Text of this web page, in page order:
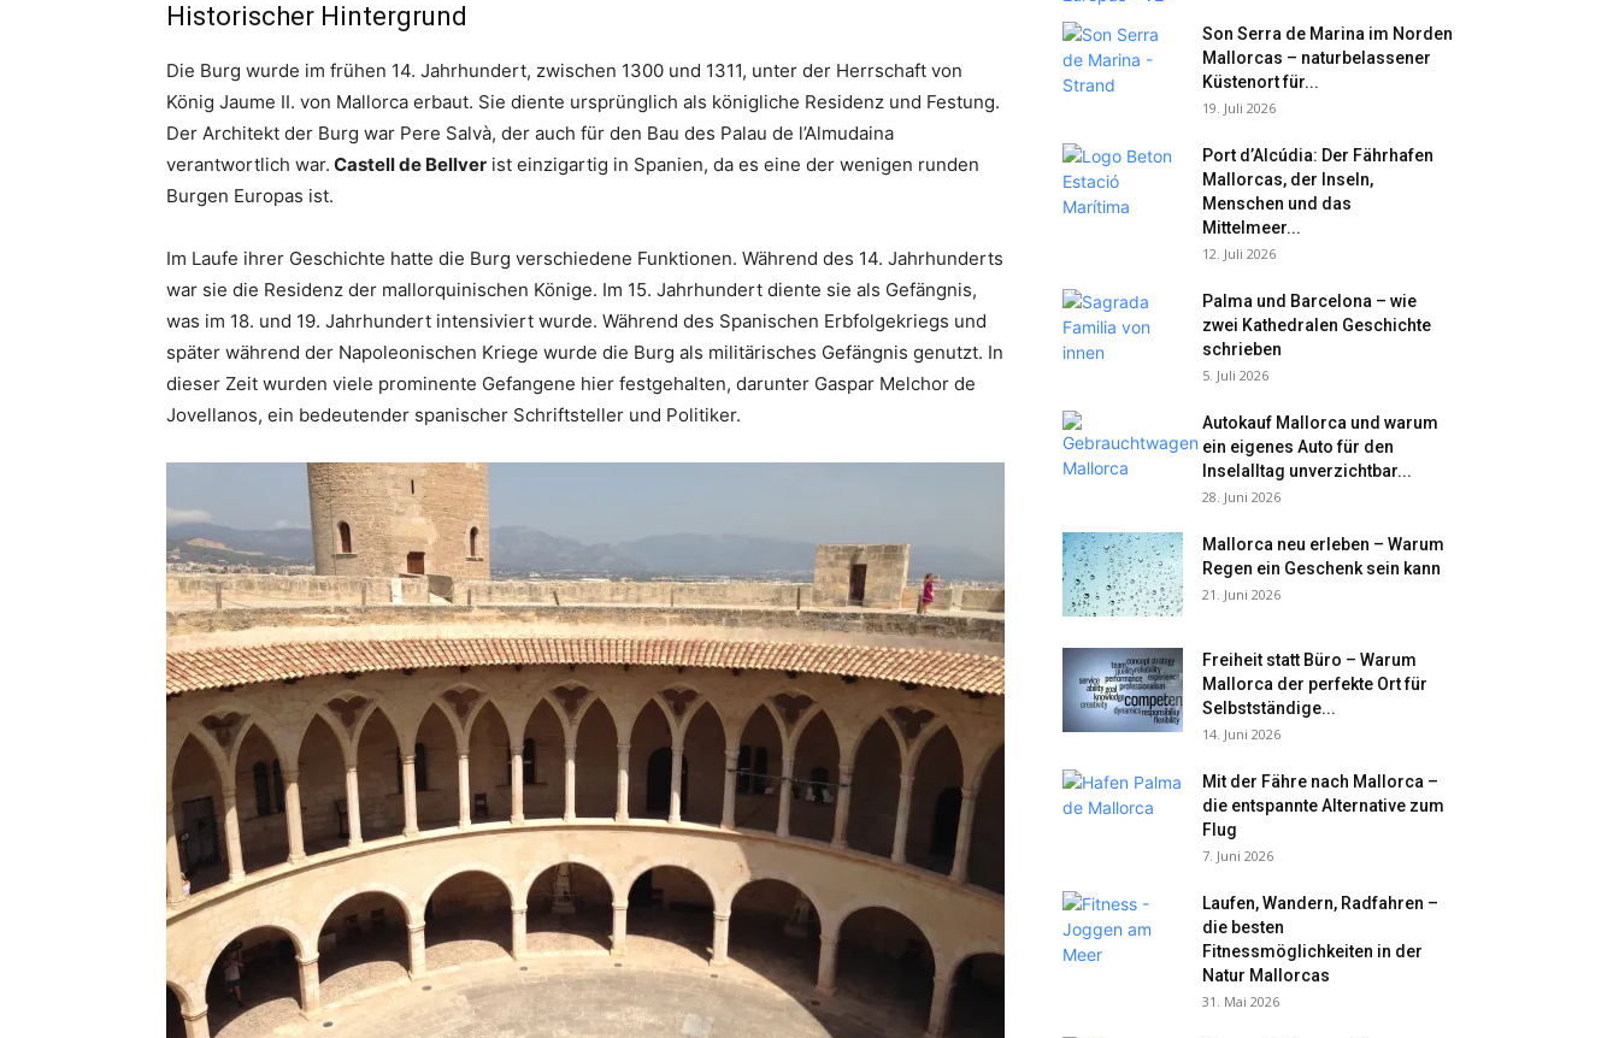
Historischer Hintergrund
Die Burg wurde im frühen 14. Jahrhundert, zwischen 1300 und 1311, unter der Herrschaft von
König Jaume II. von Mallorca erbaut. Sie diente ursprünglich als königliche Residenz und Festung.
Der Architekt der Burg war Pere Salvà, der auch für den Bau des Palau de l’Almudaina
verantwortlich war. Castell de Bellver ist einzigartig in Spanien, da es eine der wenigen runden
Burgen Europas ist.
Im Laufe ihrer Geschichte hatte die Burg verschiedene Funktionen. Während des 14. Jahrhunderts
war sie die Residenz der mallorquinischen Könige. Im 15. Jahrhundert diente sie als Gefängnis,
was im 18. und 19. Jahrhundert intensiviert wurde. Während des Spanischen Erbfolgekriegs und
später während der Napoleonischen Kriege wurde die Burg als militärisches Gefängnis genutzt. In
dieser Zeit wurden viele prominente Gefangene hier festgehalten, darunter Gaspar Melchor de
Jovellanos, ein bedeutender spanischer Schriftsteller und Politiker.
Son Serra de Marina im Norden
Mallorcas – naturbelassener
Küstenort für...
19. Juli 2026
Port d’Alcúdia: Der Fährhafen
Mallorcas, der Inseln,
Menschen und das
Mittelmeer...
12. Juli 2026
Palma und Barcelona – wie
zwei Kathedralen Geschichte
schrieben
5. Juli 2026
Autokauf Mallorca und warum
ein eigenes Auto für den
Inselalltag unverzichtbar...
28. Juni 2026
Mallorca neu erleben – Warum
Regen ein Geschenk sein kann
21. Juni 2026
Freiheit statt Büro – Warum
Mallorca der perfekte Ort für
Selbstständige...
14. Juni 2026
Mit der Fähre nach Mallorca –
die entspannte Alternative zum
Flug
7. Juni 2026
Laufen, Wandern, Radfahren –
die besten
Fitnessmöglichkeiten in der
Natur Mallorcas
31. Mai 2026